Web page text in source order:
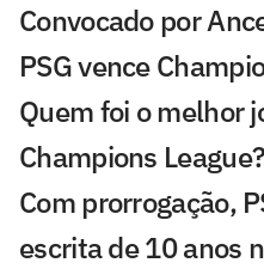
Convocado por
PSG vence
Quem foi o melhor
Champions
Com prorrogação,
escrita de 10 anos